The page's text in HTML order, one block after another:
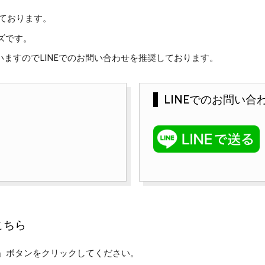
ります。
す。
すのでLINEでのお問い合わせを推奨しております。
LINEでのお問い合
ら
タンをクリックしてください。